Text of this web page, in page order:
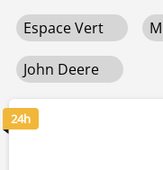
Espace Vert
John Deere
24h